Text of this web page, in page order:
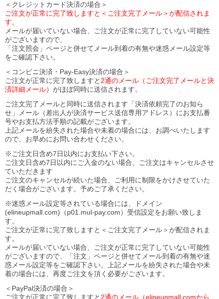
＜クレジットカード決済の場合＞
ご注文が正常に完了致しますと＜ご注文完了メール＞が配信されま
す。
メールが届いていない場合、ご注文が正常に完了していない可能性
がございますので、
「注文照会」ページと併せてメール到着の有無や迷惑メール設定等
をご確認下さい。
＜コンビニ決済・Pay-Easy決済の場合＞
ご注文が正常に完了致しますと 2通のメール（ご注文完了メールと決
済詳細メール） がほぼ同時に送信されます。
ご注文完了メールと同時に送信されます「決済依頼完了のお知ら
せ」メール（差出人が決済サービス送信専用アドレス）にお支払番
号やお支払方法手順の記載がございます。
上記メールを紛失された場合や未着の場合には、お調べいたします
ので、お早めにお問い合わせください。
※ご注文日含め7日以内にお支払い下さい。
ご注文日含め7日以内にご入金のない場合、ご注文はキャンセルさせ
ていただきます
ご注文のキャンセルが続いた場合、ご利用に制限をかけさせていた
だく場合がございます。予めご了承ください。
※迷惑メール設定等されている場合には、ドメイン
(elineupmall.com)（p01.mul-pay.com）受信設定をお願い致しま
す。
ご注文が正常に完了致しますと＜ご注文完了メール＞が配信されま
す。
メールが届いていない場合、ご注文が正常に完了していない可能性
がございますので、「注文」ページと併せてメール到着の有無や迷
惑メール設定等をご確認下さい。
上記メールを紛失された場合や未
着の場合には、再度ご注文を頂く必要がございます。
＜PayPal決済の場合＞
ご注文が正常に完了致しますと 2通のメール（elineupmall.comから